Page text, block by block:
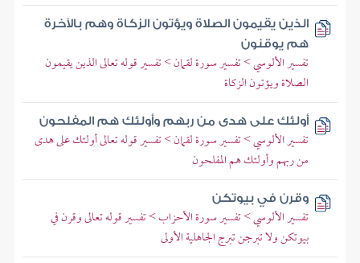
الذين يقيمون الصلاة ويؤتون الزكاة وهم بالآخرة
هم يوقنون
تفسير الألوسي > تفسير سورة لقمان > تفسير قوله تعالى الذين يقيمون
الصلاة ويؤتون الزكاة
أولئك على هدى من ربهم وأولئك هم المفلحون
تفسير الألوسي > تفسير سورة لقمان > تفسير قوله تعالى أولئك على هدى
من ربهم وأولئك هم المفلحون
وقرن في بيوتكن
تفسير الألوسي > تفسير سورة الأحزاب > تفسير قوله تعالى وقرن في
بيوتكن ولا تبرجن تبرج الجاهلية الأولى